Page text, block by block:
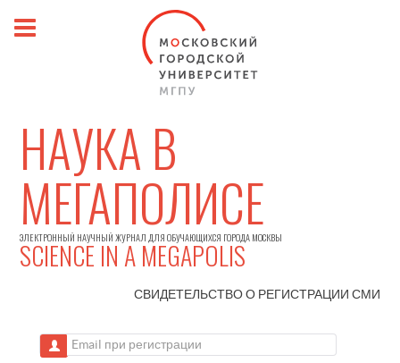
НАУКА В
МЕГАПОЛИСЕ
ЭЛЕКТРОННЫЙ НАУЧНЫЙ ЖУРНАЛ ДЛЯ ОБУЧАЮЩИХСЯ ГОРОДА МОСКВЫ
SCIENCE IN A MEGAPOLIS
СВИДЕТЕЛЬСТВО О РЕГИСТРАЦИИСМИ
Email при регистрации